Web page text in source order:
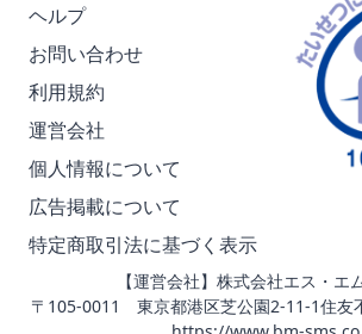
ヘルプ
お問い合わせ
利用規約
運営会社
個人情報について
広告掲載について
特定商取引法に基づく表示
【運営会社】株式会社エス・エ
〒105-0011 東京都港区芝公園2-11-1住友